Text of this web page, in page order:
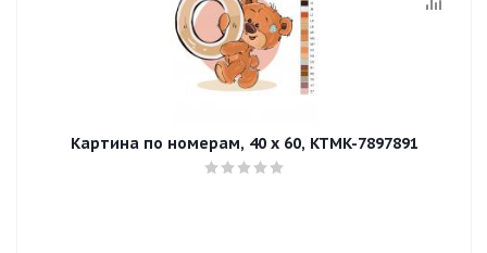
Картина по номерам, 40 x 60, KTMK-7897891